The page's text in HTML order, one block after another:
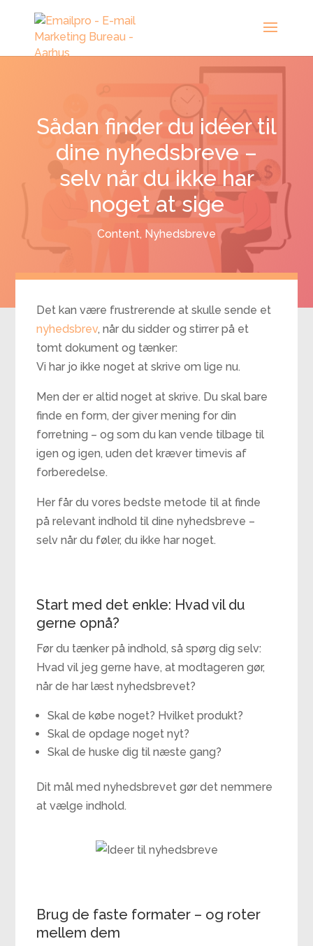
Sådan finder du idéer til
dine nyhedsbreve –
selv når du ikke har
noget at sige
Content, Nyhedsbreve
Det kan være frustrerende at skulle sende et
nyhedsbrev, når du sidder og stirrer på et
tomt dokument og tænker:
Vi har jo ikke noget at skrive om lige nu.
Men der er altid noget at skrive. Du skal bare
finde en form, der giver mening for din
forretning – og som du kan vende tilbage til
igen og igen, uden det kræver timevis af
forberedelse.
Her får du vores bedste metode til at finde
på relevant indhold til dine nyhedsbreve –
selv når du føler, du ikke har noget.
Start med det enkle: Hvad vil du
gerne opnå?
Før du tænker på indhold, så spørg dig selv:
Hvad vil jeg gerne have, at modtageren gør,
når de har læst nyhedsbrevet?
Skal de købe noget? Hvilket produkt?
Skal de opdage noget nyt?
Skal de huske dig til næste gang?
Dit mål med nyhedsbrevet gør det nemmere
at vælge indhold.
Brug de faste formater – og roter
mellem dem